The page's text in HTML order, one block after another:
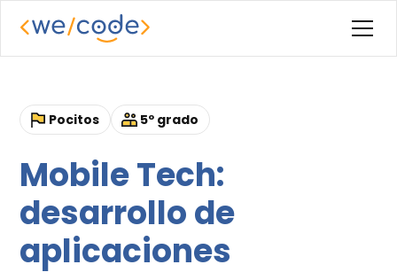
Pocitos 5º grado
Mobile Tech:
desarrollo de
aplicaciones